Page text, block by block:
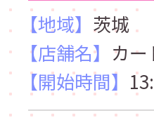
【地域】 茨城
【店舗名】 カ
【開始時間】